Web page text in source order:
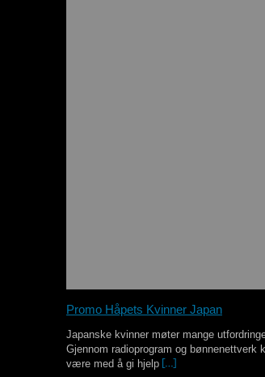
Promo Håpets Kvinner Japan
Japanske kvinner møter mange
Gjennom radioprogram og bønnenettverk
være med å gi hjelp